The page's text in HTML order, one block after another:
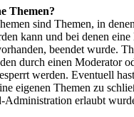
Themen?
sind Themen, in
kann und bei denen eine
beendet wurde.
durch einen Moderator
werden. Eventuell
eigenen Themen zu
Administration erlaubt